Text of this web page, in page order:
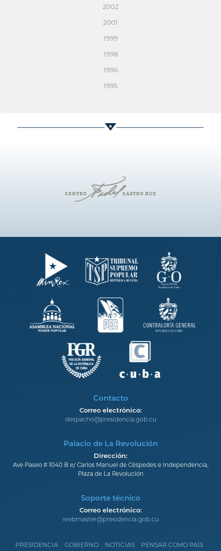
2002
2001
1999
1998
1996
1995
Contacto
Correo electrónico:
despacho@presidencia.gob.cu
Palacio de La Revolución
Dirección:
Ave Paseo # 1040 B e/ Carlos Manuel de Céspedes e Independencia,
Plaza de La Revolución
Soporte técnico
Correo electrónico:
webmaster@presidencia.gob.cu
PRESIDENCIA GOBIERNO NOTICIAS PENSAR COMO PAÍS